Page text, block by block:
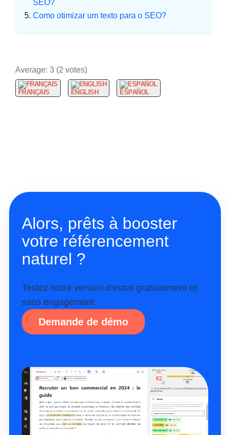
SEO?
Como otimizar um texto para o SEO?
Average: 3 (2 votes)
FRANÇAIS ENGLISH ESPAÑOL
Alors, prêts à booster
votre référencement
naturel ?
Testez notre version d'essai gratuitement et
sans engagement.
Demande de démo